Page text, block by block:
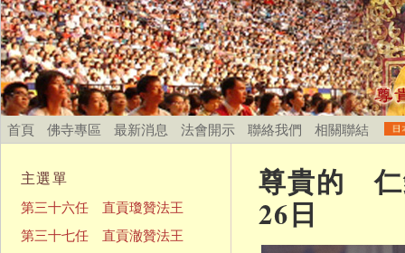
首頁 佛寺專區 最新消息 法會開示 聯絡我們 相關聯結
尊貴的 仁
26日
主選單
第三十六任 直貢瓊贊法王
第三十七任 直貢澈贊法王